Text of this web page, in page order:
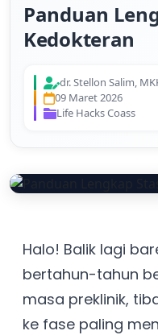
Panduan
Kedokteran
dr. Stellon Salim,
09 Maret 2026
Life Hacks Coass
Halo! Balik lagi
bertahun-tahun
masa preklinik,
ke fase paling